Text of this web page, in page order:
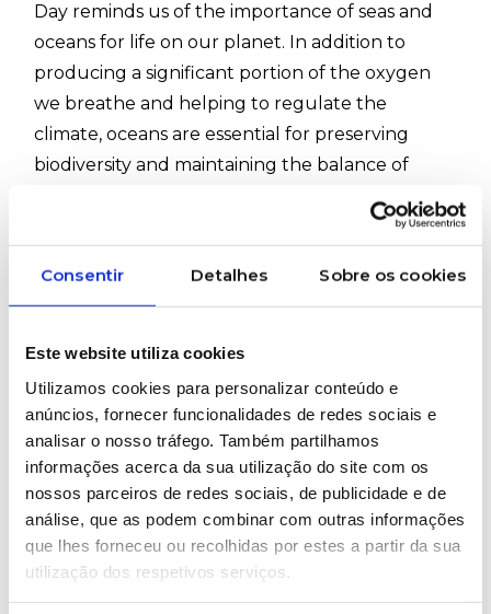
Consentir Detalhes Sobre os cookies
Este website utiliza cookies
Utilizamos cookies para personalizar conteúdo e
anúncios, fornecer funcionalidades de redes sociais e
analisar o nosso tráfego. Também partilhamos
informações acerca da sua utilização do site com os
nossos parceiros de redes sociais, de publicidade e de
análise, que as podem combinar com outras informações
que lhes forneceu ou recolhidas por estes a partir da sua
utilização dos respetivos serviços.
Day reminds us of the importance of seas and
oceans for life on our planet. In addition to
producing a significant portion of the oxygen
we breathe and helping to regulate the
climate, oceans are essential for preserving
biodiversity and maintaining the balance of
One of the greatest challenges they
currently face is plastic pollution. Every year,
damaging natural habitats. Much of this waste
could be prevented through more efficient
management of materials throughout their life
cycle.
This is where the circular economy plays a
crucial role. By promoting the reuse, recovery,